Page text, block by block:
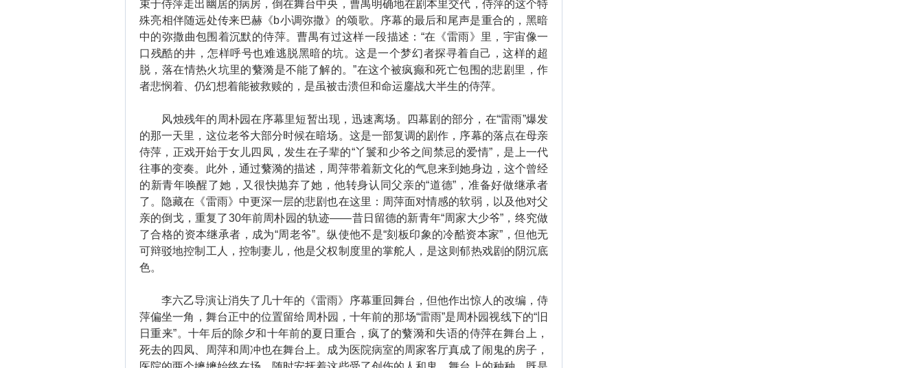
束于侍萍走出幽居的病房，倒在舞台中央，曹禺明确地在剧本里交代，侍萍的这个特
殊亮相伴随远处传来巴赫《b小调弥撒》的颂歌。序幕的最后和尾声是重合的，黑暗
中的弥撒曲包围着沉默的侍萍。曹禺有过这样一段描述：“在《雷雨》里，宇宙像一
口残酷的井，怎样呼号也难逃脱黑暗的坑。这是一个梦幻者探寻着自己，这样的超
脱，落在情热火坑里的蘩漪是不能了解的。”在这个被疯癫和死亡包围的悲剧里，作
者悲悯着、仍幻想着能被救赎的，是虽被击溃但和命运鏖战大半生的侍萍。
风烛残年的周朴园在序幕里短暂出现，迅速离场。四幕剧的部分，在“雷雨”爆发
的那一天里，这位老爷大部分时候在暗场。这是一部复调的剧作，序幕的落点在母亲
侍萍，正戏开始于女儿四凤，发生在子辈的“丫鬟和少爷之间禁忌的爱情”，是上一代
往事的变奏。此外，通过蘩漪的描述，周萍带着新文化的气息来到她身边，这个曾经
的新青年唤醒了她，又很快抛弃了她，他转身认同父亲的“道德”，准备好做继承者
了。隐藏在《雷雨》中更深一层的悲剧也在这里：周萍面对情感的软弱，以及他对父
亲的倒戈，重复了30年前周朴园的轨迹——昔日留德的新青年“周家大少爷”，终究做
了合格的资本继承者，成为“周老爷”。纵使他不是“刻板印象的冷酷资本家”，但他无
可辩驳地控制工人，控制妻儿，他是父权制度里的掌舵人，是这则郁热戏剧的阴沉底
色。
李六乙导演让消失了几十年的《雷雨》序幕重回舞台，但他作出惊人的改编，侍
萍偏坐一角，舞台正中的位置留给周朴园，十年前的那场“雷雨”是周朴园视线下的“旧
日重来”。十年后的除夕和十年前的夏日重合，疯了的蘩漪和失语的侍萍在舞台上，
死去的四凤、周萍和周冲也在舞台上。成为医院病室的周家客厅真成了闹鬼的房子，